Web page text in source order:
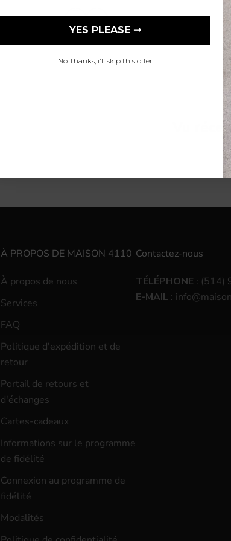
Vu
À PROPOS DE MAISON 4110
À propos de nous
Services
FAQ
Politique d'expédition et de
retour
Portail de retours et
d'échanges
Cartes-cadeaux
Informations sur le programme
de fidélité
Connexion au programme de
fidélité
Modalités
Contactez-nous
TÉLÉPHONE : (514)
E-MAIL :
YES PLEASE ➞
No Thanks, i'll skip this offer